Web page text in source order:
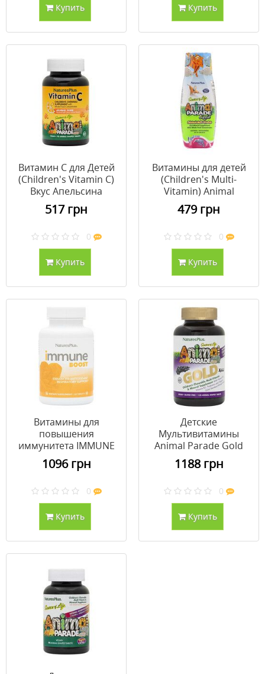
Купить Купить
Витамин С для Детей
(Children's Vitamin C)
Вкус Апельсина
Animal Parade Natures
Plus 90 жевательных
517 грн
0
Купить
Витамины для детей
(Children's Multi-
Vitamin) Animal
Parade Gold
Тропический вкус
мл
479 грн
0
Купить
Витамины для
повышения
иммунитета IMMUNE
BOOST Natures Plus 60
таблеток
1096 грн
0
Купить
Детские
Мультивитамины
Animal Parade Gold
Вкус Винограда
Natures Plus 120
1188 грн
0
Купить